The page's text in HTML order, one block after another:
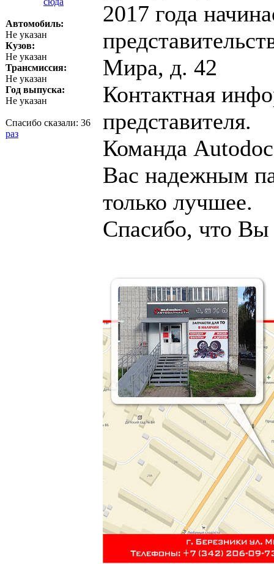
Автомобиль:
Не указан
Кузов:
Не указан
Трансмиссия:
Не указан
Год выпуска:
Не указан
Спасибо сказали: 36
раз
2017 года
Мира, д. 42
Контактная
представителя.
Команда
Вас надежным
только лучшее.
Спасибо, что